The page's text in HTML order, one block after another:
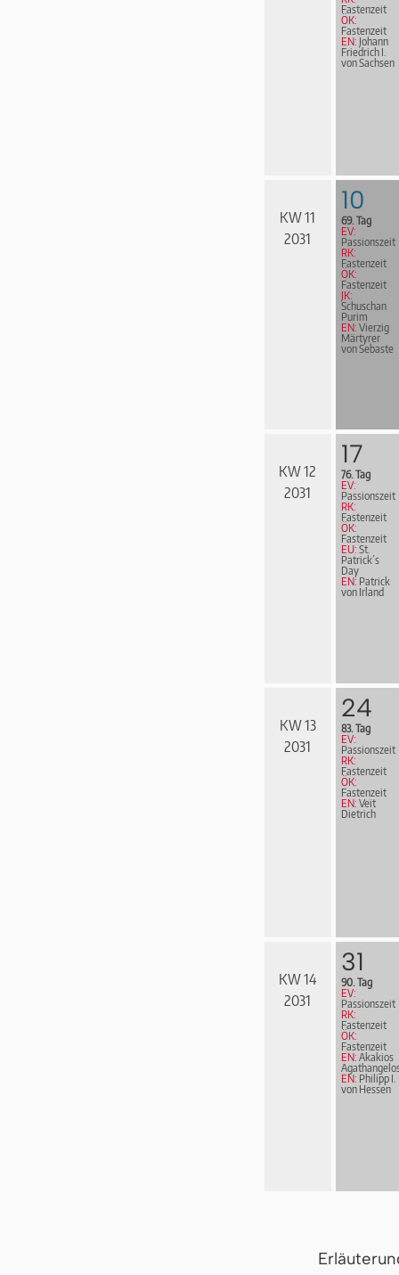
Fastenzeit
ÖK:
Fastenzeit
EN: Johann
Friedrich I.
von Sachsen
KW 11
2031
10
69. Tag
EV:
Passionszeit
RK:
Fastenzeit
ÖK:
Fastenzeit
JK:
Schuschan
Purim
EN: Vierzig
Märtyrer
von Sebaste
KW 12
2031
17
76. Tag
EV:
Passionszeit
RK:
Fastenzeit
ÖK:
Fastenzeit
EU: St.
Patrick´s
Day
EN: Patrick
von Irland
KW 13
2031
24
83. Tag
EV:
Passionszeit
RK:
Fastenzeit
ÖK:
Fastenzeit
EN: Veit
Dietrich
KW 14
2031
31
90. Tag
EV:
Passionszeit
RK:
Fastenzeit
ÖK:
Fastenzeit
EN: Akakios
EN: Philipp I.
von Hessen